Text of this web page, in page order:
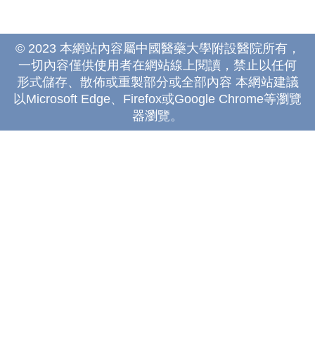
© 2023 本網站內容屬中國醫藥大學附設醫院所有，
一切內容僅供使用者在網站線上閱讀，禁止以任何
形式儲存、散佈或重製部分或全部內容 本網站建議
以Microsoft Edge、Firefox或Google Chrome等瀏覽
器瀏覽。